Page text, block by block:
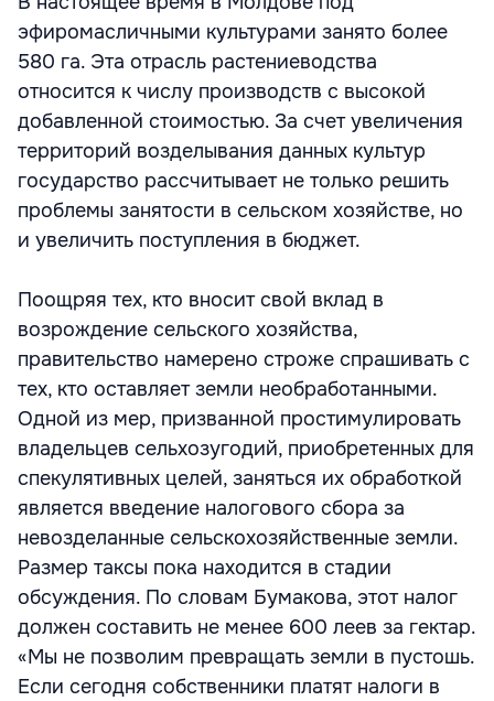
эфиромасличными культурами занято более
580 га. Эта отрасль растениеводства
относится к числу производств с высокой
добавленной стоимостью. За счет увеличения
территорий возделывания данных культур
государство рассчитывает не только решить
проблемы занятости в сельском хозяйстве, но
и увеличить поступления в бюджет.
Поощряя тех, кто вносит свой вклад в
возрождение сельского хозяйства,
правительство намерено строже спрашивать с
тех, кто оставляет земли необработанными.
Одной из мер, призванной простимулировать
владельцев сельхозугодий, приобретенных для
спекулятивных целей, заняться их обработкой
является введение налогового сбора за
невозделанные сельскохозяйственные земли.
Размер таксы пока находится в стадии
обсуждения. По словам Бумакова, этот налог
должен составить не менее 600 леев за гектар.
«Мы не позволим превращать земли в пустошь.
Если сегодня собственники платят налоги в